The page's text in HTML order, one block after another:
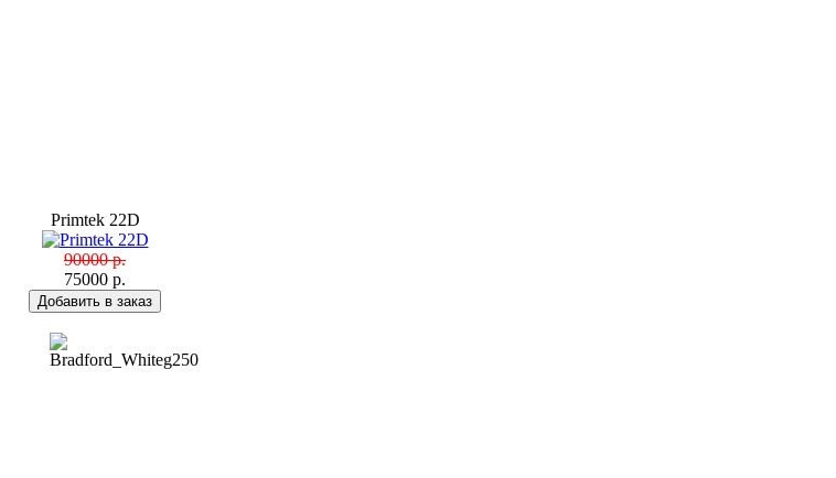
Primtek 22D
90000 р.
75000 р.